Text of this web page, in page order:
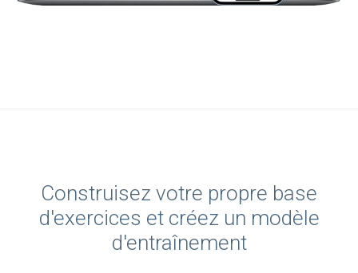
Construisez votre propre base
d'exercices et créez un modèle
d'entraînement